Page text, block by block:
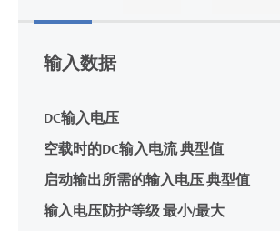
输入数据
DC输入电压
空载时的DC输入电流 典型值
启动输出所需的输入电压 典型值
输入电压防护等级 最小/最大